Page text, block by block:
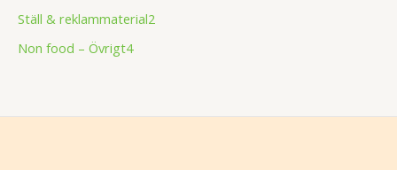
Ställ & reklammaterial2
Non food – Övrigt4